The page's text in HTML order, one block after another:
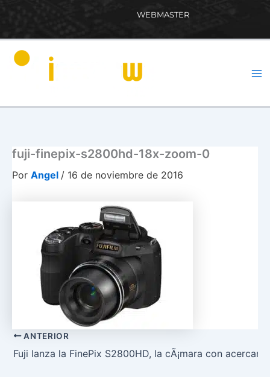
WEBMASTER
fuji-finepix-s2800hd-18x-zoom-0
Por Angel / 16 de noviembre de 2016
ANTERIOR
Fuji lanza la FinePix S2800HD, la cÃ¡mara con